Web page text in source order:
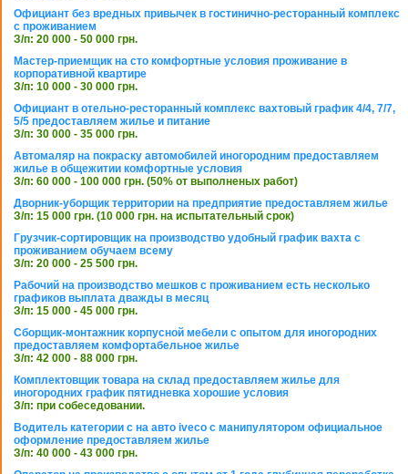
Официант без вредных привычек в гостинично-ресторанный комплекс
с проживанием
З/п: 20 000 - 50 000 грн.
Мастер-приемщик на сто комфортные условия проживание в
корпоративной квартире
З/п: 10 000 - 30 000 грн.
Официант в отельно-ресторанный комплекс вахтовый график 4/4, 7/7,
5/5 предоставляем жилье и питание
З/п: 30 000 - 35 000 грн.
Автомаляр на покраску автомобилей иногородним предоставляем
жилье в общежитии комфортные условия
З/п: 60 000 - 100 000 грн. (50% от выполненых работ)
Дворник-уборщик территории на предприятие предоставляем жилье
З/п: 15 000 грн. (10 000 грн. на испытательный срок)
Грузчик-сортировщик на производство удобный график вахта с
проживанием обучаем всему
З/п: 20 000 - 25 500 грн.
Рабочий на производство мешков с проживанием есть несколько
графиков выплата дважды в месяц
З/п: 15 000 - 45 000 грн.
Сборщик-монтажник корпусной мебели с опытом для иногородних
предоставляем комфортабельное жилье
З/п: 42 000 - 88 000 грн.
Комплектовщик товара на склад предоставляем жилье для
иногородних график пятидневка хорошие условия
З/п: при собеседовании.
Водитель категории с на авто iveco с манипулятором официальное
оформление предоставляем жилье
З/п: 40 000 - 43 000 грн.